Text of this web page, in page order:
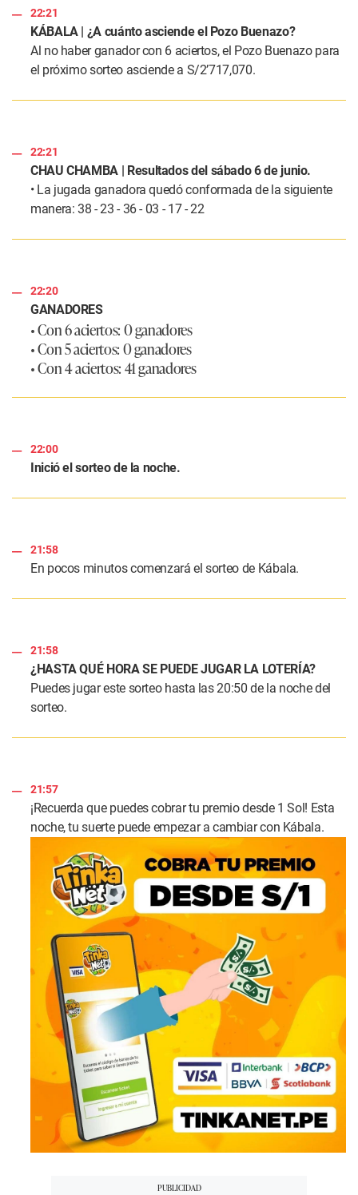
22:21
KÁBALA | ¿A cuánto asciende el Pozo Buenazo?
Al no haber ganador con 6 aciertos, el Pozo Buenazo para
el próximo sorteo asciende a S/2’717,070.
22:21
CHAU CHAMBA | Resultados del sábado 6 de junio.
• La jugada ganadora quedó conformada de la siguiente
manera: 38 - 23 - 36 - 03 - 17 - 22
22:20
GANADORES
• Con 6 aciertos: 0 ganadores
• Con 5 aciertos: 0 ganadores
• Con 4 aciertos: 41 ganadores
22:00
Inició el sorteo de la noche.
21:58
En pocos minutos comenzará el sorteo de Kábala.
21:58
¿HASTA QUÉ HORA SE PUEDE JUGAR LA LOTERÍA?
Puedes jugar este sorteo hasta las 20:50 de la noche del
sorteo.
21:57
¡Recuerda que puedes cobrar tu premio desde 1 Sol! Esta
noche, tu suerte puede empezar a cambiar con Kábala.